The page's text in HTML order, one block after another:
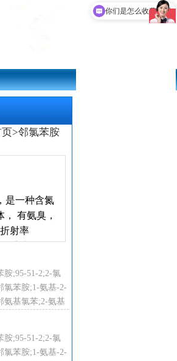
>邻氯苯胺
是一种含氮
有氨臭，
射率
境中很难
约一直停留
粉容易结
（3）催化
受到广泛
品的合成中
胺;95-51-2;2-氯
氯苯胺;1-氨基-2-
氨基氯苯;2-氨基
胺;95-51-2;2-氯
氯苯胺;1-氨基-2-
你们是怎么收费的呢
现在有优惠活动吗